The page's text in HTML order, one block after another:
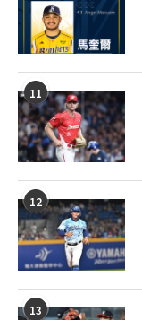
11
12
13